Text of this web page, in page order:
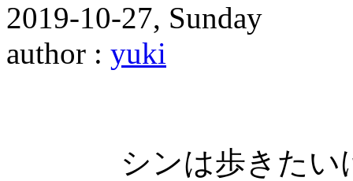
2019-10-27, Sunday
author : yuki
シンは歩きた